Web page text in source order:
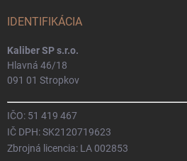
IDENTIFIKÁCIA
Kaliber SP s.r.o.
Hlavná 46/18
091 01 Stropkov
IČO: 51 419 467
IČ DPH: SK2120719623
Zbrojná licencia: LA 002853